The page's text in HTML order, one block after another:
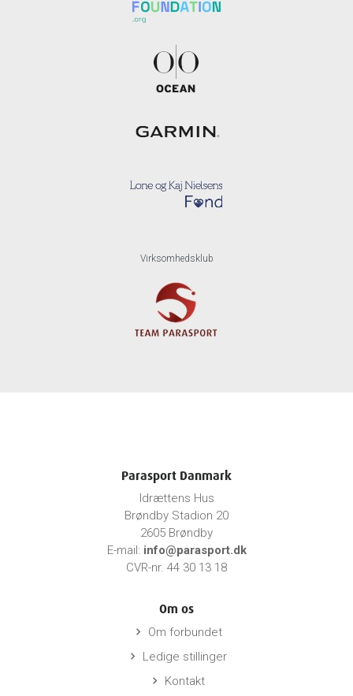
Virksomhedsklub
Parasport Danmark
Idrættens Hus
Brøndby Stadion 20
2605 Brøndby
E-mail: info@parasport.dk
CVR-nr. 44 30 13 18
Om os
keyboard_arrow_right Om forbundet
keyboard_arrow_right Ledige stillinger
keyboard_arrow_right Kontakt